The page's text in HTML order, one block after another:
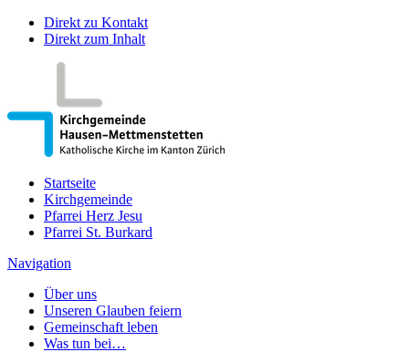
Direkt zu Kontakt
Direkt zum Inhalt
Startseite
Kirchgemeinde
Pfarrei Herz Jesu
Pfarrei St. Burkard
Navigation
Über uns
Unseren Glauben feiern
Gemeinschaft leben
Was tun bei…